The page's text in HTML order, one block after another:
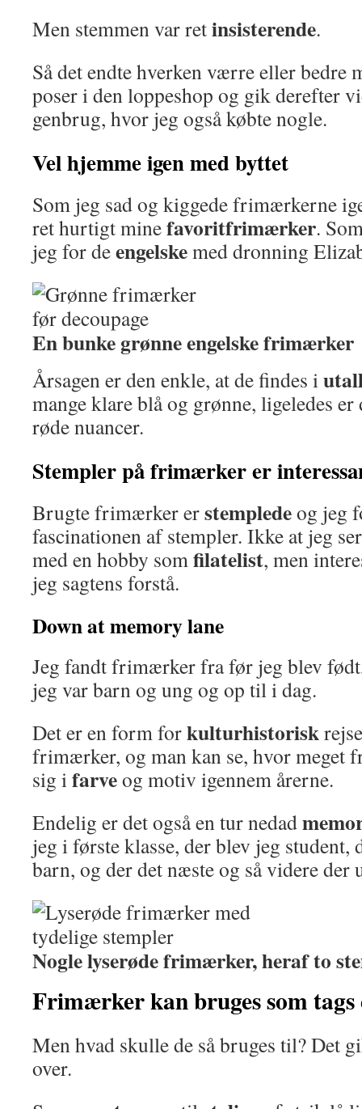
Men stemmen var retinsisterende.
Så det endte hverken værre eller bedre
poser i den loppeshop og gik derefter
genbrug, hvor jeg også købte nogle.
Vel hjemme igen med byttet
Som jeg sad og kiggede frimærkerne
ret hurtigt minefavoritfrimærker.
jeg for deengelskemed dronning
En bunke grønne engelske frimærker
Årsagen er den enkle, at de findes i
mange klare blå og grønne, ligeledes er
røde nuancer.
Stempler på frimærker er
Brugte frimærker erstempledeog jeg
fascinationen af stempler. Ikke at jeg
med en hobby somfilatelist, men
jeg sagtens forstå.
Down at memory lane
Jeg fandt frimærker fra før jeg blev
jeg var barn og ung og op til i dag.
Det er en form forkulturhistorisk
frimærker, og man kan se, hvor meget
sig ifarveog motiv igennem årerne.
Endelig er det også en tur nedad
jeg i første klasse, der blev jeg
barn, og der det næste og så videre der
Nogle lyserøde frimærker, heraf to
Frimærker kan bruges som
Men hvad skulle de så bruges til? Det
over.